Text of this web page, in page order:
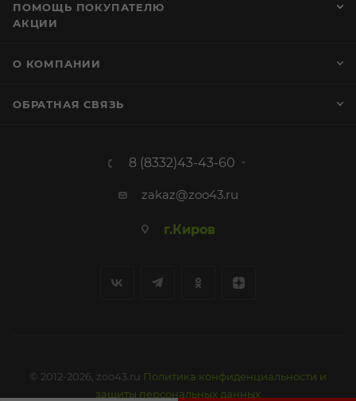
ПОМОЩЬ ПОКУПАТЕЛЮ
АКЦИИ
О КОМПАНИИ
ОБРАТНАЯ СВЯЗЬ
8 (8332)43-43-60
zakaz@zoo43.ru
г.Киров
© 2012-2026, zoo43.ru Политика конфиденциальности и
защиты персональных данных